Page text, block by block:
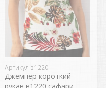
Артикул в1220
Джемпер короткий